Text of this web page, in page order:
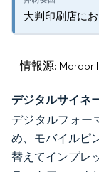
大判印刷店に
情報源: Mordor
デジタルサイネ
デジタルフォー
め、モバイルピ
替えてインプレ